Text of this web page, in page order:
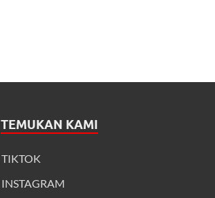
TEMUKAN KAMI
TIKTOK
INSTAGRAM